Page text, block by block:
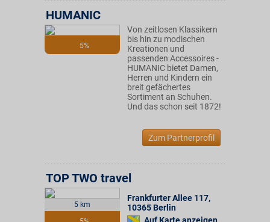
5%
HUMANIC
Von zeitlosen Klassikern
bis hin zu modischen
Kreationen und
passenden Accessoires -
HUMANIC bietet Damen,
Herren und Kindern ein
breit gefächertes
Sortiment an Schuhen.
Und das schon seit 1872!
Zum Partnerprofil
5 km
TOP TWO travel
Frankfurter Allee 117,
10365 Berlin